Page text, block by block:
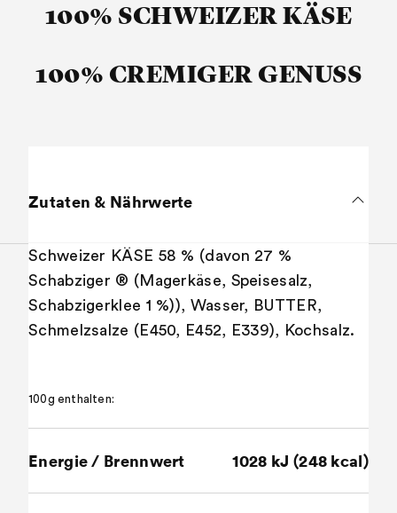
100% SCHWEIZER KÄSE
100% CREMIGER GENUSS
Zutaten & Nährwerte
Schweizer KÄSE 58 % (davon 27 %
Schabziger ® (Magerkäse, Speisesalz,
Schabzigerklee 1 %)), Wasser, BUTTER,
Schmelzsalze (E450, E452, E339), Kochsalz.
100g enthalten:
Energie / Brennwert 1028 kJ (248 kcal)